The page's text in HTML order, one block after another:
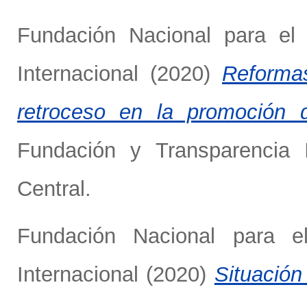
Fundación Nacional para
Internacional
(2020)
retroceso en la promoción
Fundación y
Central.
Fundación Nacional para
Internacional (2020)